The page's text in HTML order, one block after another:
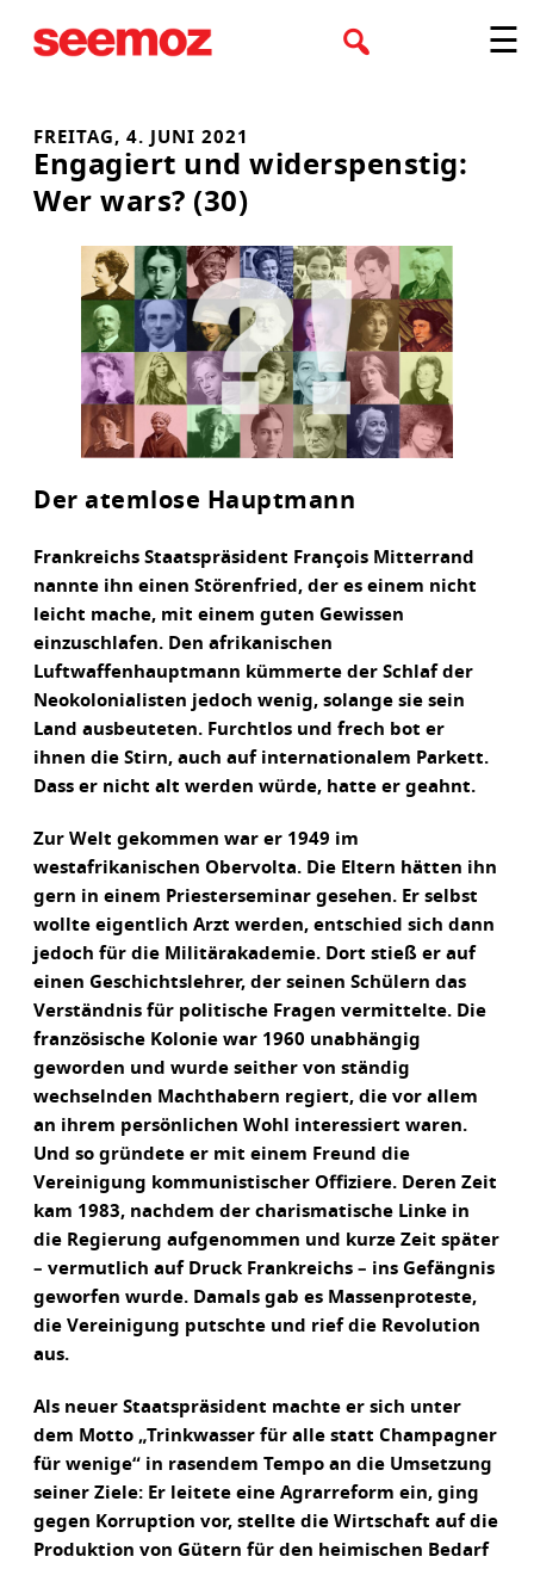
Inhalt
☰
FREITAG, 4. JUNI 2021
Engagiert und widerspenstig:
Wer wars? (30)
Der atemlose Hauptmann
Frankreichs Staatspräsident François Mitterrand
nannte ihn einen Störenfried, der es einem nicht
leicht mache, mit einem guten Gewissen
einzuschlafen. Den afrikanischen
Luftwaffenhauptmann kümmerte der Schlaf der
Neokolonialisten jedoch wenig, solange sie sein
Land ausbeuteten. Furchtlos und frech bot er
ihnen die Stirn, auch auf internationalem Parkett.
Dass er nicht alt werden würde, hatte er geahnt.
Zur Welt gekommen war er 1949 im
westafrikanischen Obervolta. Die Eltern hätten ihn
gern in einem Priesterseminar gesehen. Er selbst
wollte eigentlich Arzt werden, entschied sich dann
jedoch für die Militärakademie. Dort stieß er auf
einen Geschichtslehrer, der seinen Schülern das
Verständnis für politische Fragen vermittelte. Die
französische Kolonie war 1960 unabhängig
geworden und wurde seither von ständig
wechselnden Machthabern regiert, die vor allem
an ihrem persönlichen Wohl interessiert waren.
Und so gründete er mit einem Freund die
Vereinigung kommunistischer Offiziere. Deren Zeit
kam 1983, nachdem der charismatische Linke in
die Regierung aufgenommen und kurze Zeit später
– vermutlich auf Druck Frankreichs – ins Gefängnis
geworfen wurde. Damals gab es Massenproteste,
die Vereinigung putschte und rief die Revolution
aus.
Als neuer Staatspräsident machte er sich unter
dem Motto „Trinkwasser für alle statt Champagner
für wenige“ in rasendem Tempo an die Umsetzung
seiner Ziele: Er leitete eine Agrarreform ein, ging
gegen Korruption vor, stellte die Wirtschaft auf die
Produktion von Gütern für den heimischen Bedarf